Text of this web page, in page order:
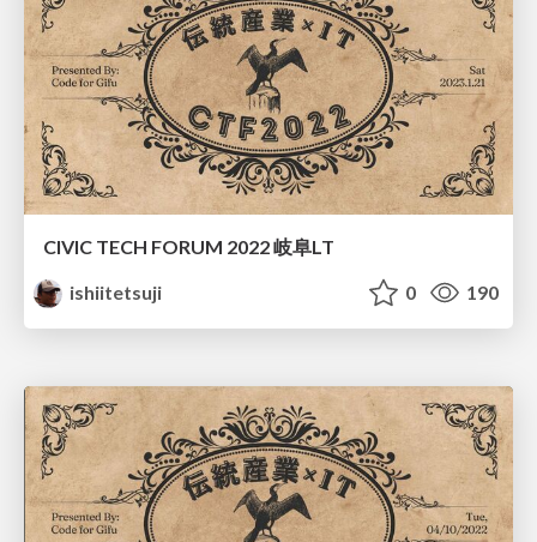
CIVIC TECH FORUM 2022 岐阜LT
ishiitetsuji
0 190